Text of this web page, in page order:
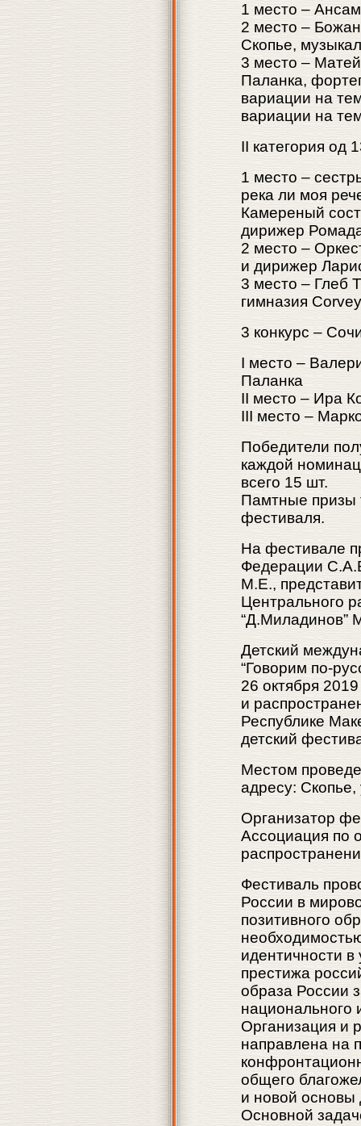
1 место –
2 место –
Скопье,
3 место –
Паланка,
вариации на
вариации на
II категория од
1 место –
река ли моя
Камерeный
дирижер
2 место –
и дирижер
3 место – Глеб
гимназия
3 конкурс –
I место –
Паланка
II место – Ира
III место –
Победители
каждой
всего 15 шт.
Памтные призы
фестиваля.
На фестивале
Федерации
М.Е.,
Центрального
“Д.Миладинов”
Детский
“Говорим по-
26 октября
и
Республике
детский
Местом
адресу:
Организатор
Ассоциация по
Фестиваль
России в
позитивного
идентичности
престижа
образа России
национального
Организация и
направлена на
общего
и новой основы
Основной